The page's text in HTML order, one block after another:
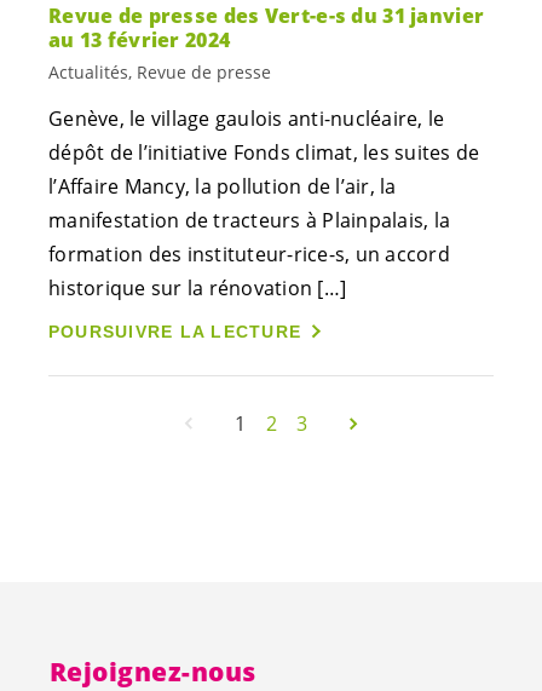
Revue de presse des Vert-e-s du 31 janvier
au 13 février 2024
Actualités, Revue de presse
Genève, le village gaulois anti-nucléaire, le
dépôt de l’initiative Fonds climat, les suites de
l’Affaire Mancy, la pollution de l’air, la
manifestation de tracteurs à Plainpalais, la
formation des instituteur-rice-s, un accord
historique sur la rénovation […]
POURSUIVRE LA LECTURE
1 2 3
Rejoignez-nous